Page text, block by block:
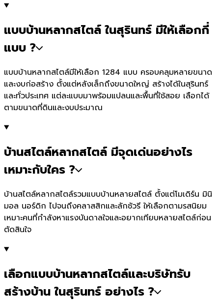
แบบบ้านหลากสไตล์ ในสุรินทร์ มีให้เลือกกี่
แบบ ?
แบบบ้านหลากสไตล์มีให้เลือก 1284 แบบ ครอบคลุมหลายขนาด
และงบก่อสร้าง ตั้งแต่หลังเล็กถึงขนาดใหญ่ สร้างได้ในสุรินทร์
และทั่วประเทศ แต่ละแบบมาพร้อมแปลนและพื้นที่ใช้สอย เลือกได้
ตามขนาดที่ดินและงบประมาณ
บ้านสไตล์หลากสไตล์ มีจุดเด่นอย่างไร
เหมาะกับใคร ?
บ้านสไตล์หลากสไตล์รวมแบบบ้านหลายสไตล์ ตั้งแต่โมเดิร์น มินิ
มอล นอร์ดิก ไปจนถึงคลาสสิกและลักชัวรี ให้เลือกตามรสนิยม
เหมาะคนที่กำลังหาแรงบันดาลใจและอยากเทียบหลายสไตล์ก่อน
ตัดสินใจ
เลือกแบบบ้านหลากสไตล์และบริษัทรับ
สร้างบ้าน ในสุรินทร์ อย่างไร ?